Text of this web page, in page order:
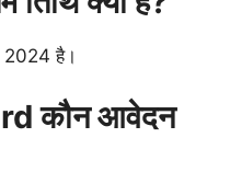
2024 है।
कौन आवेदन